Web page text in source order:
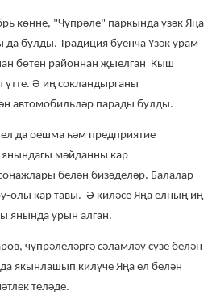
көнне, "Чүпрәле" паркында үзәк Яңа
булды. Традиция буенча Үзәк урам
бөтен районнан җыелган Кыш
Ә иң сокландырганы
автомобильләр парады булды.
да оешма һәм предприятие
мәйданны кар
белән бизәделәр. Балалар
олы кар тавы. Ә киләсе Яңа елның иң
янында урын алган.
чүпрәлеләргә сәламләү сүзе белән
якынлашып килүче Яңа ел белән
теләде.